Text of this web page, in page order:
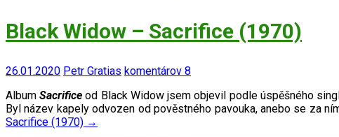
Black Widow – Sacrifice (1970)
26.01.2020 Petr Gratias komentárov 8
AlbumSacrifice od Black Widow jsem objevil podle úspěšného
Byl název kapely odvozen od pověstného pavouka, anebo se za
Sacrifice (1970) →